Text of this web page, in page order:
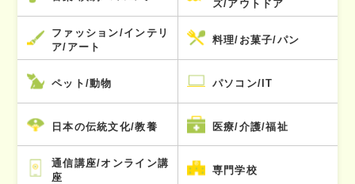
ズ/アウトドア
ファッション/インテリ
ア/アート
料理/お菓子/パン
ペット/動物 パソコン/IT
日本の伝統文化/教養 医療/介護/福祉
通信講座/オンライン講
座
専門学校